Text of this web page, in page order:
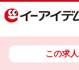
この求